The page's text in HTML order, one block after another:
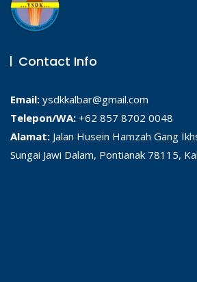
Contact Info
Email: ysdkkalbar@gmail.com
Telepon/WA: +62 857 8702 0048
Alamat: Jalan Husein Hamzah Gang
Sungai Jawi Dalam, Pontianak 78115,